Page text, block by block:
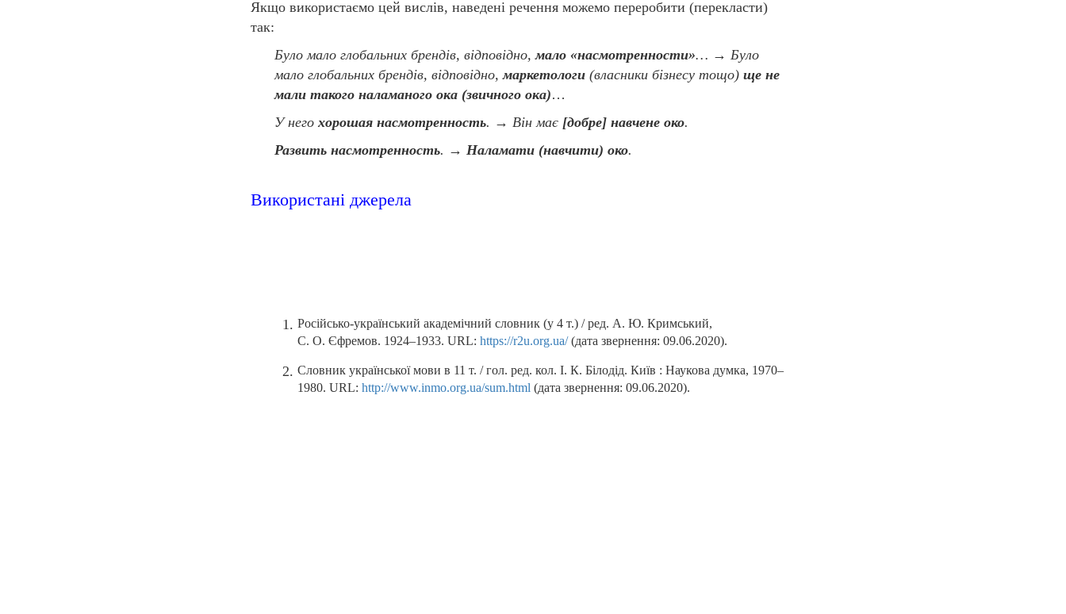
Якщо використаємо цей вислів, наведені речення можемо переробити (перекласти)
так:
Було мало глобальних брендів, відповідно,мало «насмотренности»… → Було
мало глобальних брендів, відповідно,маркетологи (власники бізнесу тощо)ще не
мали такого наламаного ока (звичного ока)…
У негохорошая насмотренность. → Він має [добре] навчене око.
Развить насмотренность. → Наламати (навчити) око.
Використані джерела
Російсько-український академічний словник (у 4 т.) / ред. А. Ю. Кримський,
С. О. Єфремов. 1924–1933. URL: https://r2u.org.ua/(дата звернення: 09.06.2020).
Словник української мови в 11 т. / гол. ред. кол. І. К. Білодід. Київ : Наукова думка, 1970–
1980. URL: http://www.inmo.org.ua/sum.html (дата звернення: 09.06.2020).